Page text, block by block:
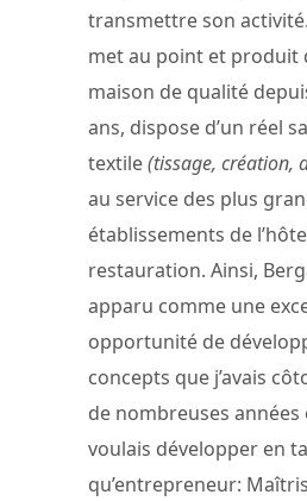
transmettre son
met au point et produit
maison de qualité
ans, dispose d’un réel
textile(tissage, création,
au service des plus
établissements de
restauration. Ainsi,
apparu comme une
opportunité de
concepts que j’avais
de nombreuses années
voulais développer en
qu’entrepreneur: